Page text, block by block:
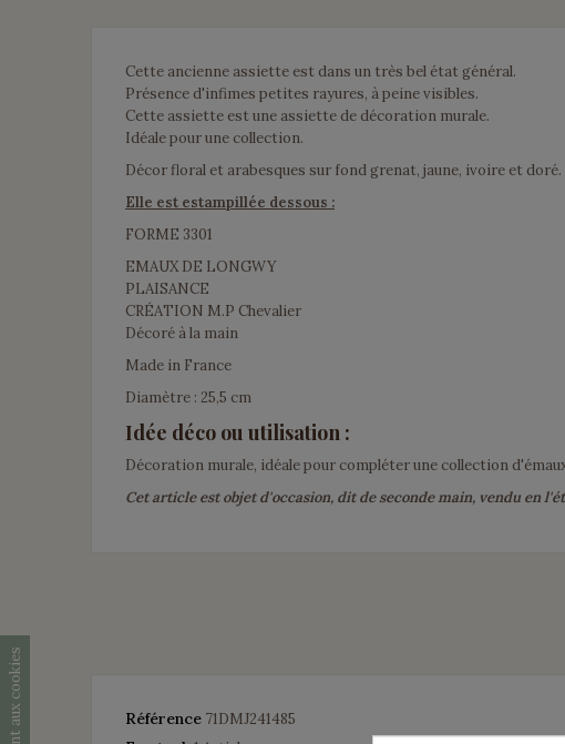
Cette ancienne assiette est dans un très bel état général.
Présence d'infimes petites rayures, à peine visibles.
Cette assiette est une assiette de décoration murale.
Idéale pour une collection.
Décor floral et arabesques sur fond grenat, jaune, ivoire et doré.
Elle est estampillée dessous :
FORME 3301
EMAUX DE LONGWY
PLAISANCE
CRÉATION M.P Chevalier
Décoré à la main
Made in France
Diamètre : 25,5 cm
Idée déco ou utilisation :
Décoration murale, idéale pour compléter une collection
Cet article est objet d'occasion, dit de seconde main, vendu en
Référence 71DMJ241485